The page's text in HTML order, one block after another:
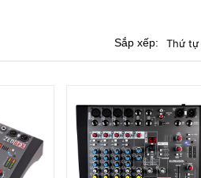
Sắp xếp: Thứ tự